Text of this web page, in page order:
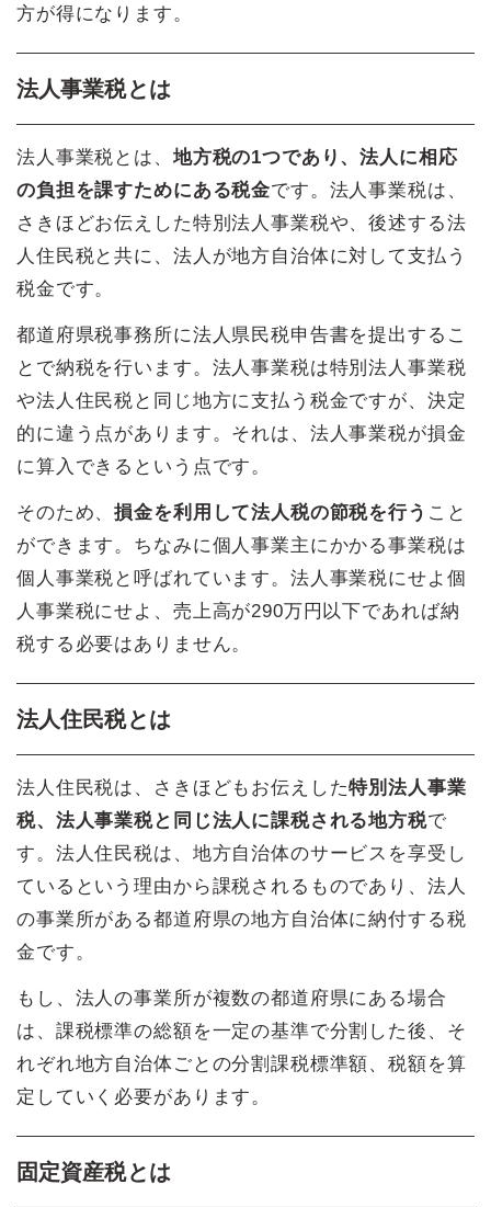
方が得になります。
法人事業税とは
法人事業税とは、 地方税の1つであり、法人に相応
の負担を課すためにある税金です。法人事業税は、
さきほどお伝えした特別法人事業税や、後述する法
人住民税と共に、法人が地方自治体に対して支払う
税金です。
都道府県税事務所に法人県民税申告書を提出するこ
とで納税を行います。法人事業税は特別法人事業税
や法人住民税と同じ地方に支払う税金ですが、決定
的に違う点があります。それは、法人事業税が損金
に算入できるという点です。
そのため、損金を利用して法人税の節税を行う こと
ができます。ちなみに個人事業主にかかる事業税は
個人事業税と呼ばれています。法人事業税にせよ個
人事業税にせよ、売上高が290万円以下であれば納
税する必要はありません。
法人住民税とは
法人住民税は、さきほどもお伝えした特別法人事業
税、法人事業税と同じ法人に課税される地方税で
す。法人住民税は、地方自治体のサービスを享受し
ているという理由から課税されるものであり、法人
の事業所がある都道府県の地方自治体に納付する税
金です。
もし、法人の事業所が複数の都道府県にある場合
は、課税標準の総額を一定の基準で分割した後、そ
れぞれ地方自治体ごとの分割課税標準額、税額を算
定していく必要があります。
固定資産税とは